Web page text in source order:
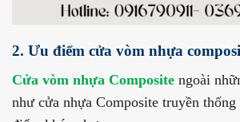
2. Ưu điểm cửa vòm nhựa
Cửa vòm nhựa Composite ngoài
như cửa nhựa Composite truyền